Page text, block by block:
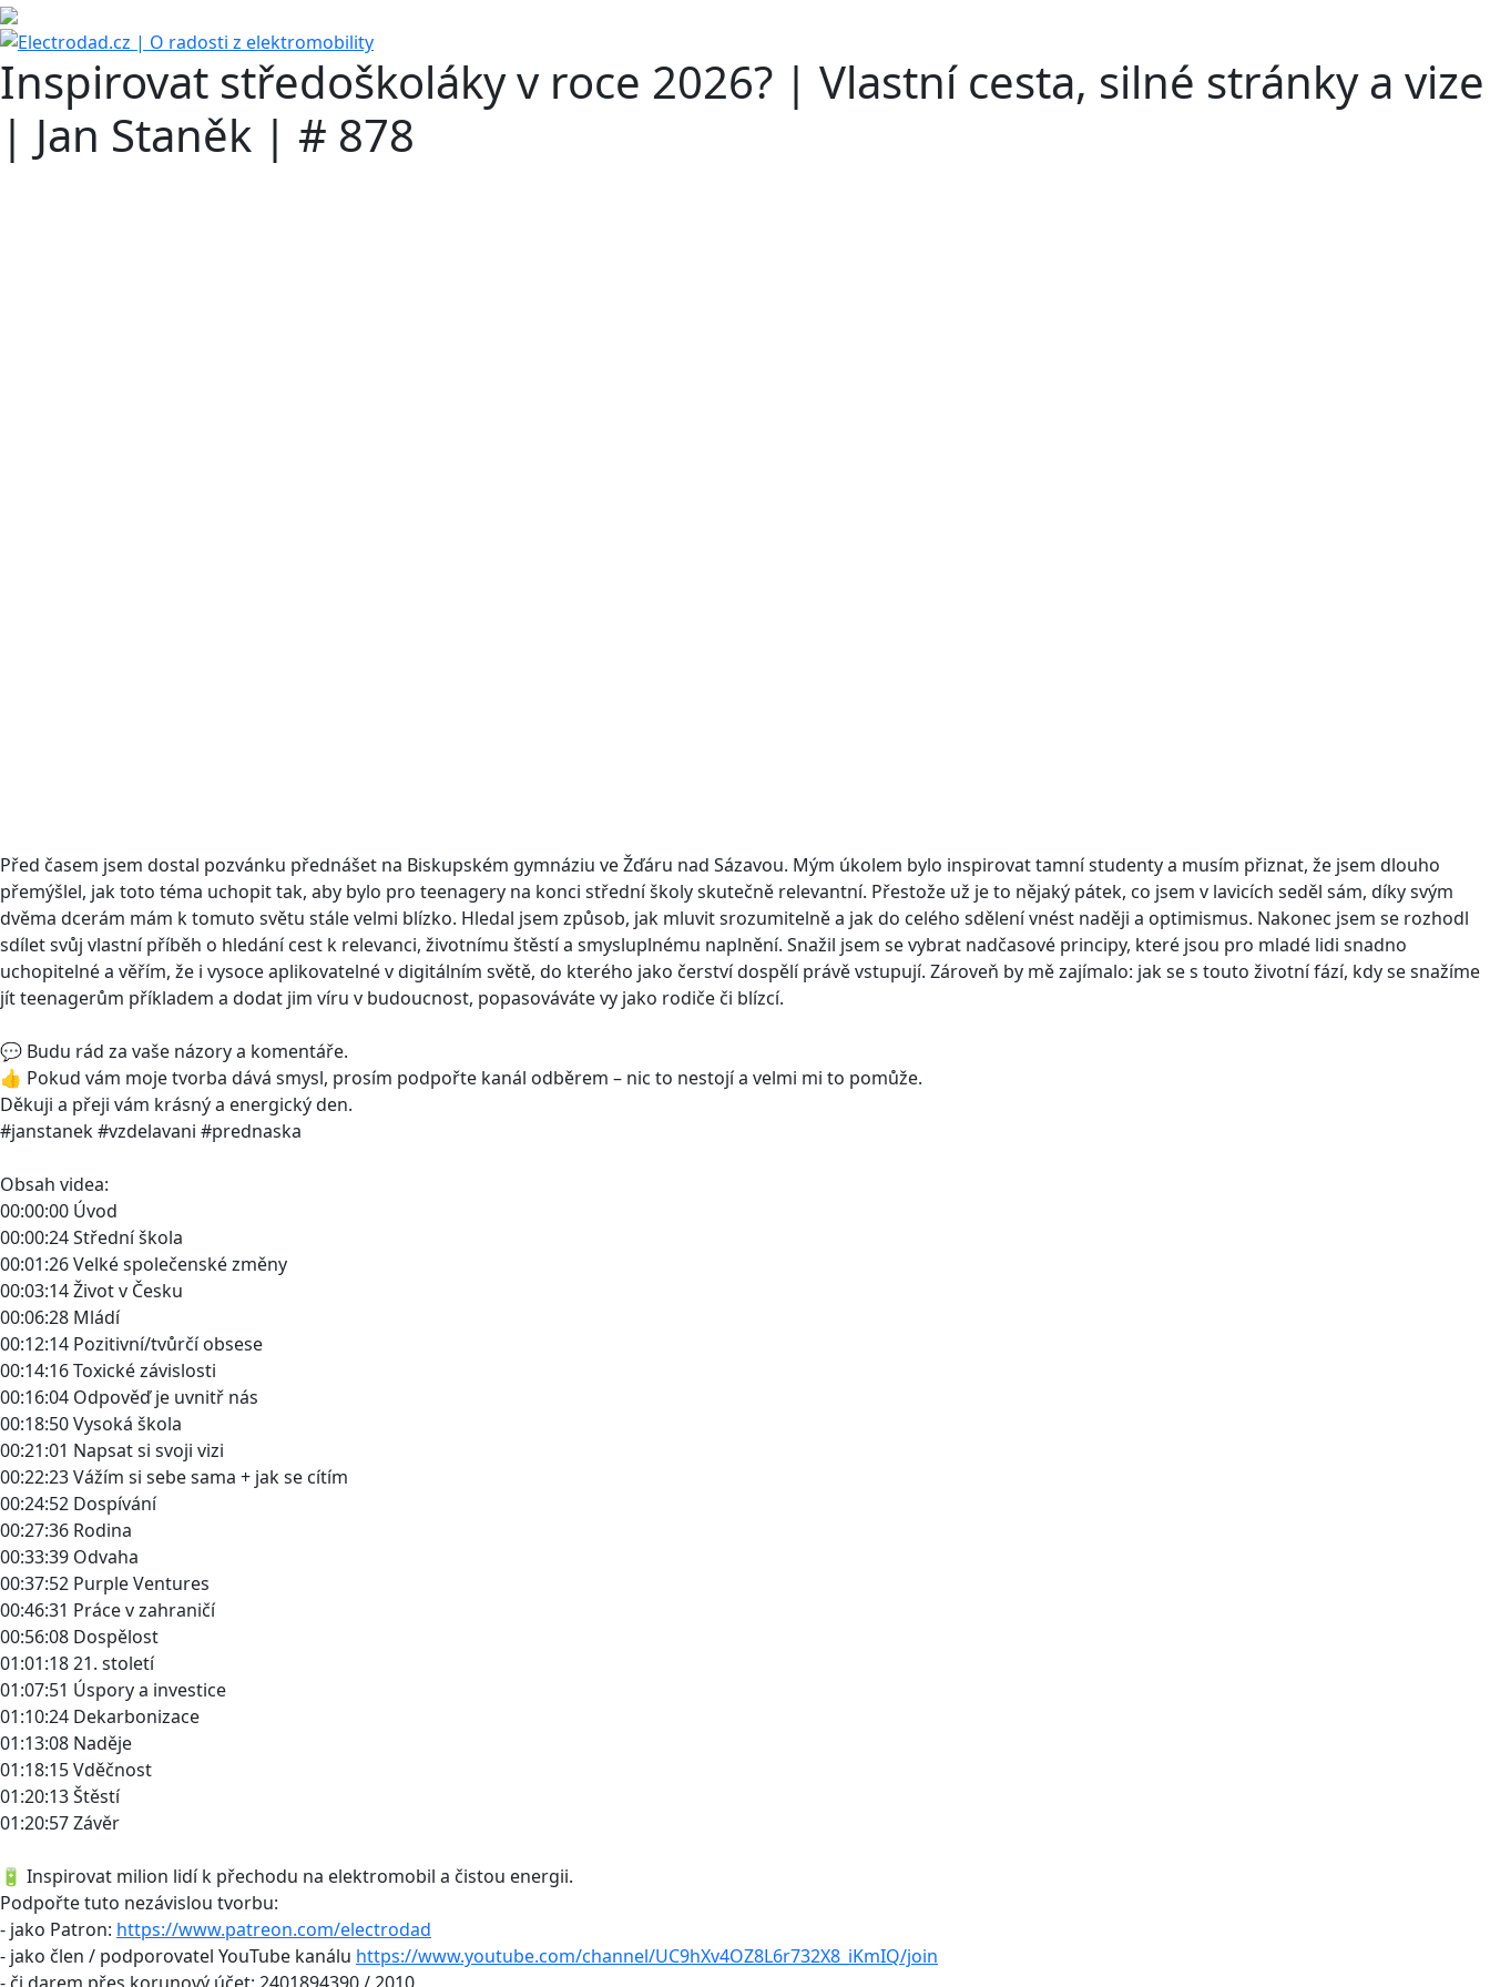
Inspirovat středoškoláky v roce 2026? | Vlastní cesta, silné stránky a vize
| Jan Staněk | # 878
Před časem jsem dostal pozvánku přednášet na Biskupském gymnáziu ve Žďáru nad Sázavou. Mým úkolem bylo inspirovat tamní studenty a musím přiznat, že jsem dlouho
přemýšlel, jak toto téma uchopit tak, aby bylo pro teenagery na konci střední školy skutečně relevantní. Přestože už je to nějaký pátek, co jsem v lavicích seděl sám, díky svým
dvěma dcerám mám k tomuto světu stále velmi blízko. Hledal jsem způsob, jak mluvit srozumitelně a jak do celého sdělení vnést naději a optimismus. Nakonec jsem se rozhodl
sdílet svůj vlastní příběh o hledání cest k relevanci, životnímu štěstí a smysluplnému naplnění. Snažil jsem se vybrat nadčasové principy, které jsou pro mladé lidi snadno
uchopitelné a věřím, že i vysoce aplikovatelné v digitálním světě, do kterého jako čerství dospělí právě vstupují. Zároveň by mě zajímalo: jak se s touto životní fází, kdy se snažíme
jít teenagerům příkladem a dodat jim víru v budoucnost, popasováváte vy jako rodiče či blízcí.
💬 Budu rád za vaše názory a komentáře.
👍 Pokud vám moje tvorba dává smysl, prosím podpořte kanál odběrem – nic to nestojí a velmi mi to pomůže.
Děkuji a přeji vám krásný a energický den.
#janstanek #vzdelavani #prednaska
Obsah videa:
00:00:00 Úvod
00:00:24 Střední škola
00:01:26 Velké společenské změny
00:03:14 Život v Česku
00:06:28 Mládí
00:12:14 Pozitivní/tvůrčí obsese
00:14:16 Toxické závislosti
00:16:04 Odpověď je uvnitř nás
00:18:50 Vysoká škola
00:21:01 Napsat si svoji vizi
00:22:23 Vážím si sebe sama + jak se cítím
00:24:52 Dospívání
00:27:36 Rodina
00:33:39 Odvaha
00:37:52 Purple Ventures
00:46:31 Práce v zahraničí
00:56:08 Dospělost
01:01:18 21. století
01:07:51 Úspory a investice
01:10:24 Dekarbonizace
01:13:08 Naděje
01:18:15 Vděčnost
01:20:13 Štěstí
01:20:57 Závěr
🔋 Inspirovat milion lidí k přechodu na elektromobil a čistou energii.
Podpořte tuto nezávislou tvorbu:
- jako Patron: https://www.patreon.com/electrodad
- jako člen / podporovatel YouTube kanálu https://www.youtube.com/channel/UC9hXv4OZ8L6r732X8_iKmIQ/join